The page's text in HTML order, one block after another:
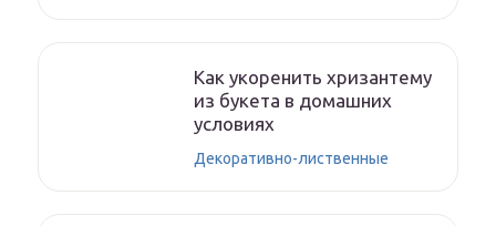
Как укоренить хризантему
из букета в домашних
условиях
Декоративно-лиственные